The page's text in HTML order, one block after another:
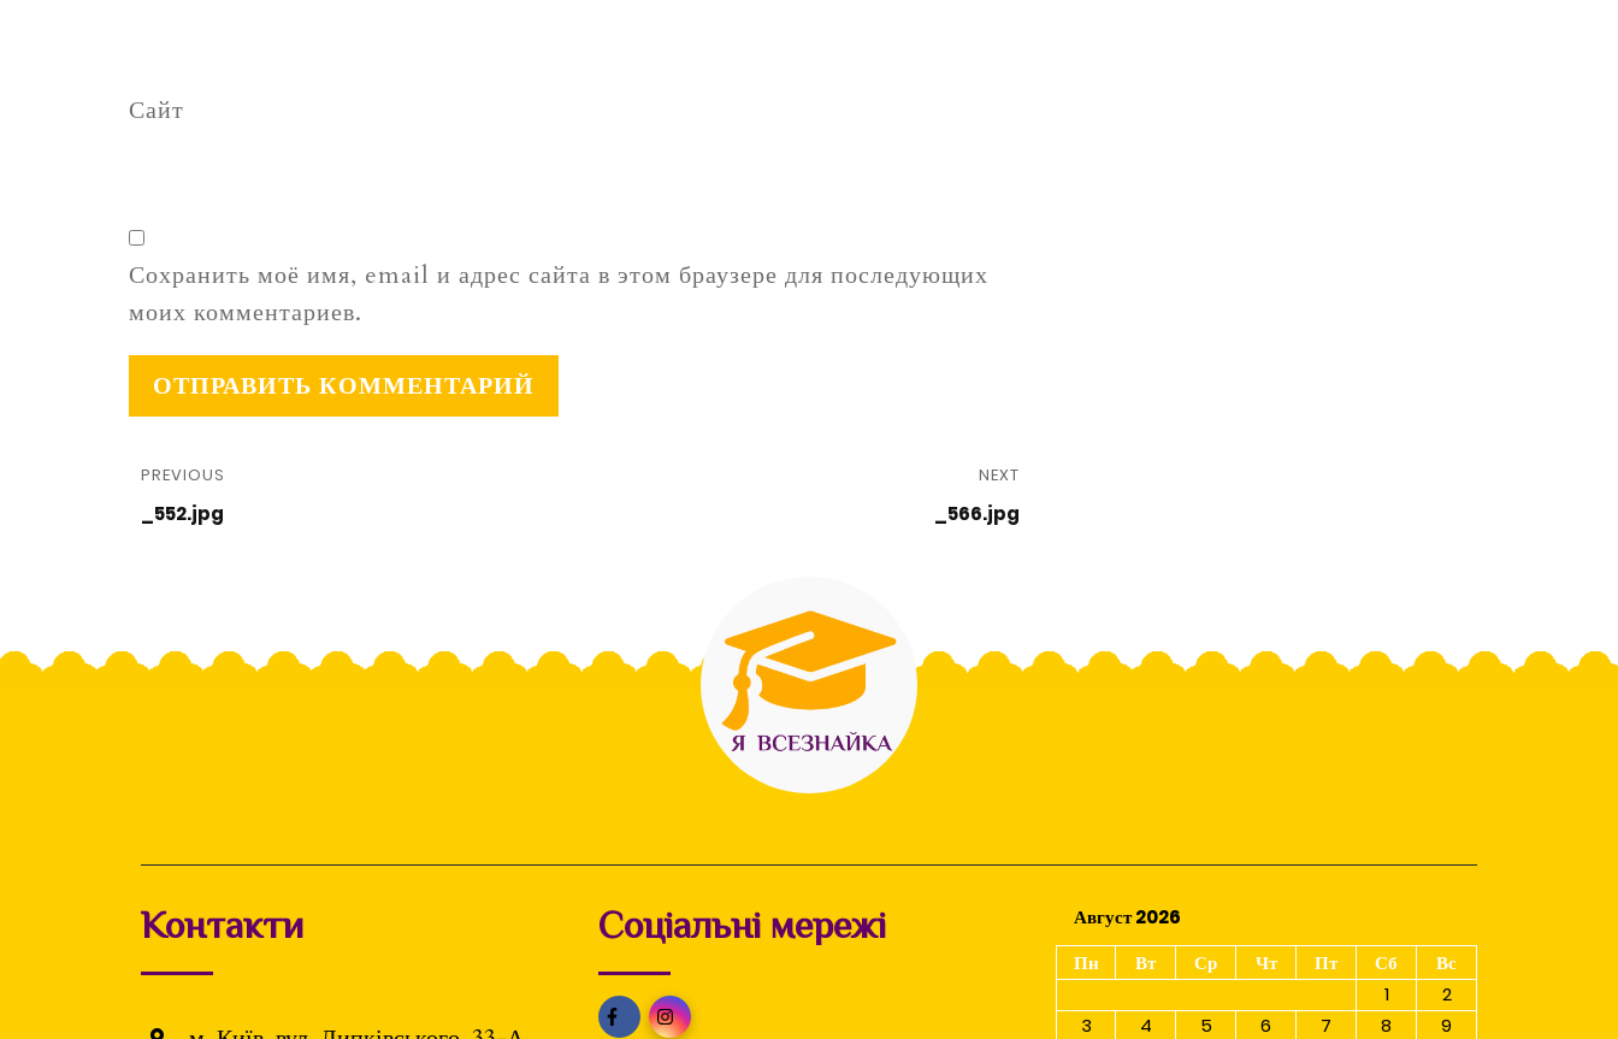
Сайт
Сохранить моё имя, email и адрес сайта в этом браузере для последующих
моих комментариев.
PREVIOUS
_552.jpg
NEXT
_566.jpg
Контакти Соціальні мережі
Август 2026
Пн
Вт Ср Чт Пт Сб
Вс
1
2
3
4 5 6 7 8 9